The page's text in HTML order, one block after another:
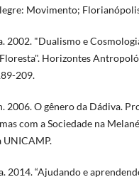
Movimento;
2002. "Dualismo e
Horizontes
209.
2006. O gênero da Dádiva.
com a Sociedade na
UNICAMP.
2014. “Ajudando e